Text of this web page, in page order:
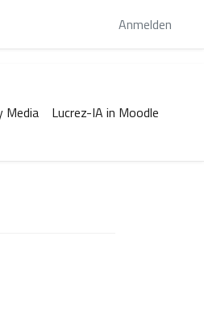
Anmelden
Media Lucrez-IA in Moodle